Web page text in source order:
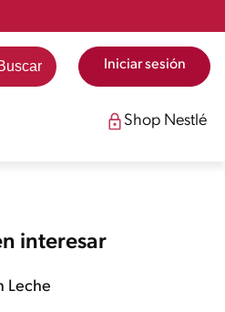
Iniciar sesión
Shop Nestlé
interesar
Leche